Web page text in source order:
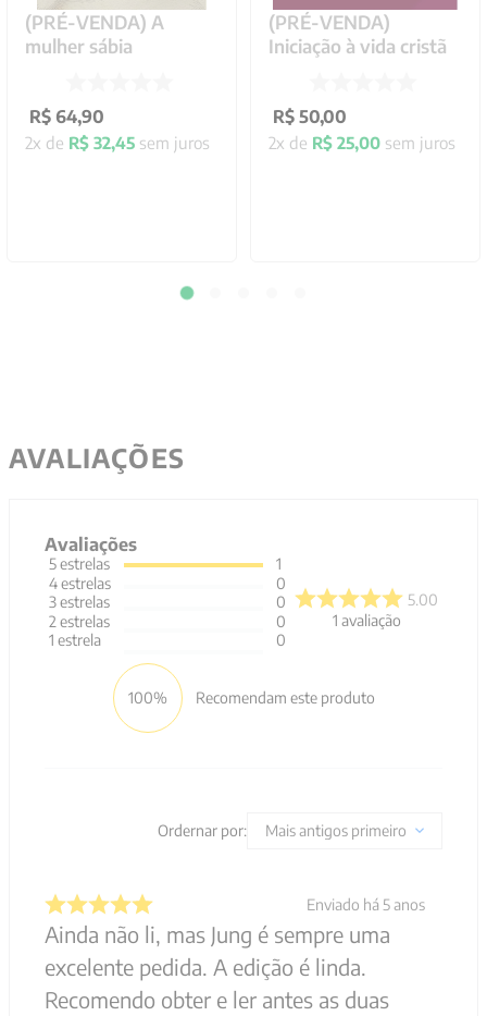
(PRÉ-VENDA) A
mulher sábia
R$ 64,90
2x de R$ 32,45 sem juros
(PRÉ-VENDA)
Iniciação à vida cristã
R$ 50,00
2x de R$ 25,00 sem juros
AVALIAÇÕES
Avaliações
5estrelas
4estrelas
3estrelas
2 estrelas
1 estrela
1
0
0
0
0
5.00
1 avaliação
100% Recomendam este produto
Ordernar por: Mais antigos primeiro
Enviado há 5 anos
Ainda não li, mas Jung é sempre uma
excelente pedida. A edição é linda.
Recomendo obter e ler antes as duas